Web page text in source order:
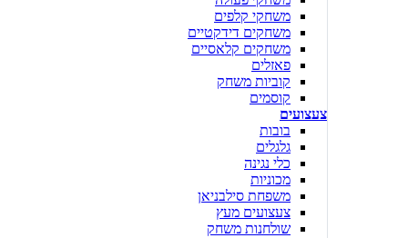
משחקי קלפים
משחקים דידקטיים
משחקים קלאסיים
פאזלים
קוביות משחק
קוסמים
צעצועים
בובות
גלגלים
כלי נגינה
מכוניות
משפחת סילבניאן
צעצועים מעץ
שולחנות משחק